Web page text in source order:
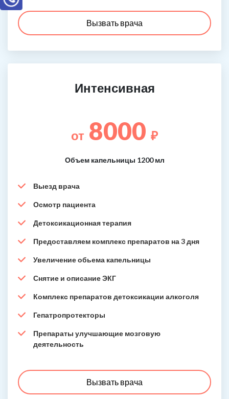
Вызвать врача
Интенсивная
от 8000 ₽
Объем капельницы 1200 мл
Выезд врача
Осмотр пациента
Детоксикационная терапия
Предоставляем комплекс препаратов на 3 дня
Увеличение обьема капельницы
Снятие и описание ЭКГ
Комплекс препаратов детоксикации алкоголя
Гепатропротекторы
Препараты улучшающие мозговую
деятельность
Вызвать врача